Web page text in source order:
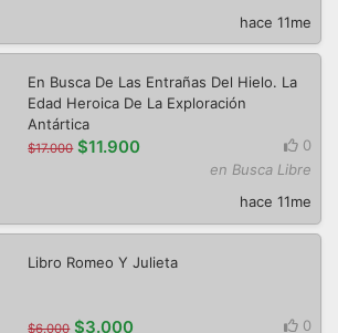
hace 11me
En Busca De Las Entrañas Del Hielo. La
Edad Heroica De La Exploración
Antártica
$17.000 $11.900
0
en Busca Libre
hace 11me
Libro Romeo Y Julieta
$6.000 $3.000
0